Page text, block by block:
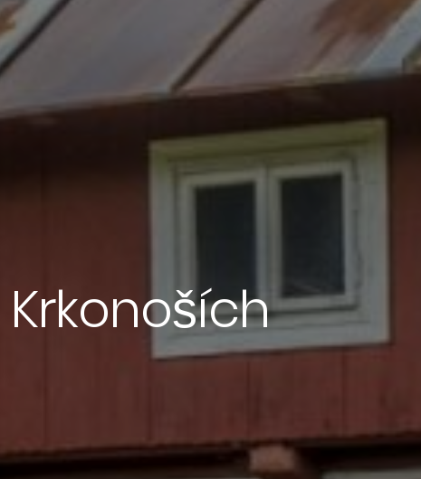
Krkonoších